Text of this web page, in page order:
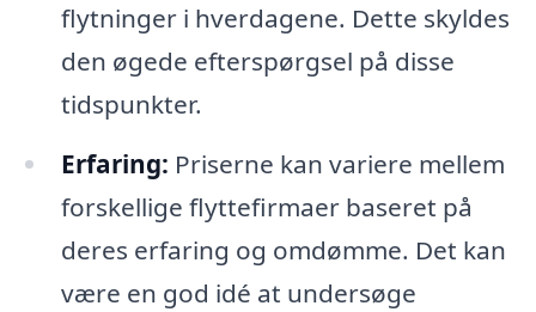
flytninger i hverdagene. Dette skyldes
den øgede efterspørgsel på disse
tidspunkter.
Erfaring: Priserne kan variere mellem
forskellige flyttefirmaer baseret på
deres erfaring og omdømme. Det kan
være en god idé at undersøge